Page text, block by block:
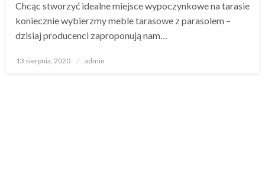
Chcąc stworzyć idealne miejsce wypoczynkowe na tarasie
koniecznie wybierzmy meble tarasowe z parasolem –
dzisiaj producenci zaproponują nam…
Opublikowane
13 sierpnia, 2020 admin